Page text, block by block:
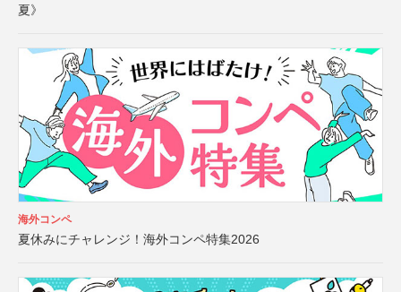
夏》
海外コンペ
夏休みにチャレンジ！海外コンペ特集2026